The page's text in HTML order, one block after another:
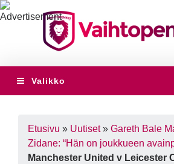
Valikko
Etusivu » Uutiset» Gareth Bale
Zidane: “Hän on joukkueen
Manchester United v Leicester